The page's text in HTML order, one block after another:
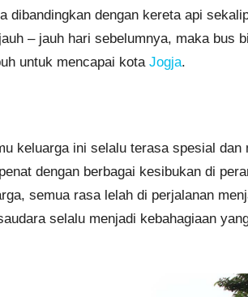
dibandingkan dengan kereta api
– jauh hari sebelumnya, maka bus
untuk mencapai kota Jogja.
keluarga ini selalu terasa spesial dan
dengan berbagai kesibukan di
semua rasa lelah di perjalanan
selalu menjadi kebahagiaan